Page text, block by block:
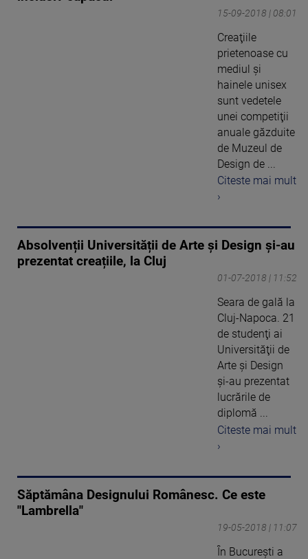
15-09-2018 | 08:01
Creaţiile
prietenoase cu
mediul şi
hainele unisex
sunt vedetele
unei competiţii
anuale găzduite
de Muzeul de
Design de ...
Citeste mai mult
›
Absolvenții Universității de Arte și Design și-au
prezentat creațiile, la Cluj
01-07-2018 | 11:52
Seara de gală la
Cluj-Napoca. 21
de studenţi ai
Universităţii de
Arte şi Design
şi-au prezentat
lucrările de
diplomă ...
Citeste mai mult
›
Săptămâna Designului Românesc. Ce este
"Lambrella"
19-05-2018 | 11:07
În Bucureşti a